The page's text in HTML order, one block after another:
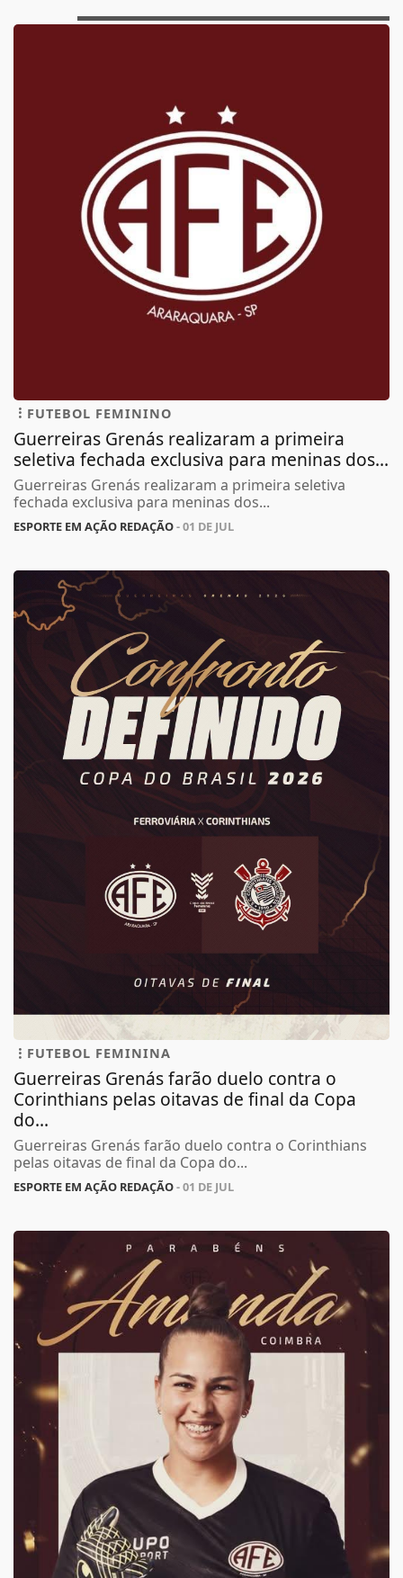
FUTEBOL FEMININO
Guerreiras Grenás realizaram a primeira
seletiva fechada exclusiva para meninas dos...
Guerreiras Grenás realizaram a primeira seletiva
fechada exclusiva para meninas dos...
ESPORTE EM AÇÃO REDAÇÃO- 01 DE JUL
FUTEBOL FEMININA
Guerreiras Grenás farão duelo contra o
Corinthians pelas oitavas de final da Copa
do...
Guerreiras Grenás farão duelo contra o Corinthians
pelas oitavas de final da Copa do...
ESPORTE EM AÇÃO REDAÇÃO- 01 DE JUL